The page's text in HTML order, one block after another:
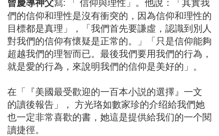
們的信仰和理性是沒有衝突的，因為信仰和理性的
目標都是真理」，「我們首先要謙虛，認識到別人
對我們的信仰有懷疑是正常的。」「只是信仰能夠
超越我們的理智而已。最後我們要用我們的行為，
就是愛的行為，來說明我們的信仰是美好的」。
在「『美國最受歡迎的一百本小説的選擇』一文
的讀後報告」， 方光珞如數家珍的介绍給我們她
也一定非常喜歡的書，她這是提供給我们的一个閱
讀捷徑。